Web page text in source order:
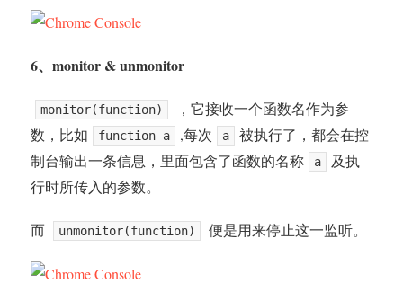
6、monitor & unmonitor
monitor(function)
，它接收一个函数名作为参
数，比如
function a ,每次 a
被执行了，都会在控
制台输出一条信息，里面包含了函数的名称
a
及执
行时所传入的参数。
而 unmonitor(function) 便是用来停止这一监听。